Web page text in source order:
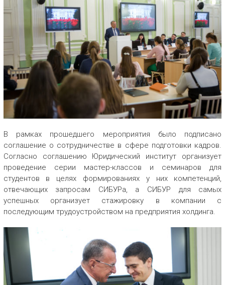
В рамках прошедшего мероприятия было подписано
соглашение о сотрудничестве в сфере подготовки кадров.
Согласно соглашению Юридический институт организует
проведение серии мастер-классов и семинаров для
студентов в целях формированиях у них компетенций,
отвечающих запросам СИБУРа, а СИБУР для самых
успешных организует стажировку в компании с
последующим трудоустройством на предприятия холдинга.